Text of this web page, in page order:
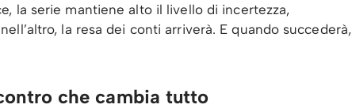
la serie mantiene alto il livello di incertezza,
la resa dei conti arriverà. E quando succederà,
che cambia tutto